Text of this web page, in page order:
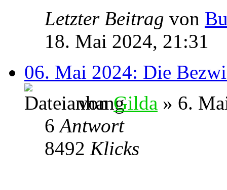
Letzter Beitrag von
18. Mai 2024, 21:31
06. Mai 2024: Die
vonGilda » 6.
6Antwort
8492 Klicks